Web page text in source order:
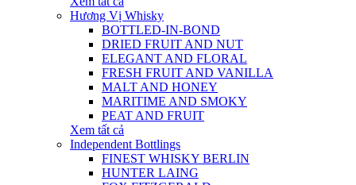
Hương Vị Whisky
BOTTLED-IN-BOND
DRIED FRUIT AND NUT
ELEGANT AND FLORAL
FRESH FRUIT AND VANILLA
MALT AND HONEY
MARITIME AND SMOKY
PEAT AND FRUIT
Xem tất cả
Independent Bottlings
FINEST WHISKY BERLIN
HUNTER LAING